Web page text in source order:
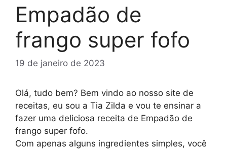
Empadão de
frango super fofo
19 de janeiro de 2023
Olá, tudo bem? Bem vindo ao nosso site de
receitas, eu sou a Tia Zilda e vou te ensinar a
fazer uma deliciosa receita de Empadão de
frango super fofo.
Com apenas alguns ingredientes simples, você